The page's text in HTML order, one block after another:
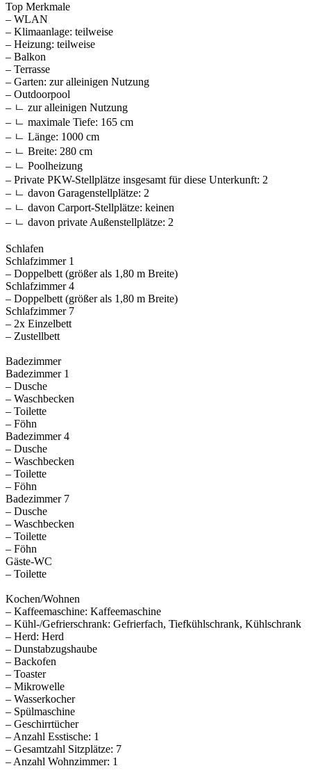
Top Merkmale
– WLAN
– Klimaanlage: teilweise
– Heizung: teilweise
– Balkon
– Terrasse
– Garten: zur alleinigen Nutzung
– Outdoorpool
– ㄴ zur alleinigen Nutzung
– ㄴ maximale Tiefe: 165 cm
– ㄴ Länge: 1000 cm
– ㄴ Breite: 280 cm
– ㄴ Poolheizung
– Private PKW-Stellplätze insgesamt für diese Unterkunft: 2
– ㄴ davon Garagenstellplätze: 2
– ㄴ davon Carport-Stellplätze: keinen
– ㄴ davon private Außen­stellplätze: 2
Schlafen
Schlafzimmer 1
– Doppelbett (größer als 1,80 m Breite)
Schlafzimmer 4
– Doppelbett (größer als 1,80 m Breite)
Schlafzimmer 7
– 2x Einzelbett
– Zustellbett
Badezimmer
Badezimmer 1
– Dusche
– Waschbecken
– Toilette
– Föhn
Badezimmer 4
– Dusche
– Waschbecken
– Toilette
– Föhn
Badezimmer 7
– Dusche
– Waschbecken
– Toilette
– Föhn
Gäste-WC
– Toilette
Kochen/Wohnen
– Kaffeemaschine: Kaffeemaschine
– Kühl-/Gefrierschrank: Gefrierfach, Tiefkühlschrank, Kühlschrank
– Herd: Herd
– Dunstabzugshaube
– Backofen
– Toaster
– Mikrowelle
– Wasserkocher
– Spülmaschine
– Geschirrtücher
– Anzahl Esstische: 1
– Gesamtzahl Sitzplätze: 7
– Anzahl Wohnzimmer: 1